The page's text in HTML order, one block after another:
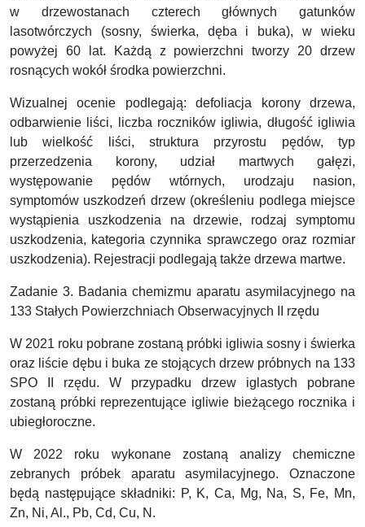
w drzewostanach czterech głównych gatunków
lasotwórczych (sosny, świerka, dęba i buka), w wieku
powyżej 60 lat. Każdą z powierzchni tworzy 20 drzew
rosnących wokół środka powierzchni.
Wizualnej ocenie podlegają: defoliacja korony drzewa,
odbarwienie liści, liczba roczników igliwia, długość igliwia
lub wielkość liści, struktura przyrostu pędów, typ
przerzedzenia korony, udział martwych gałęzi,
występowanie pędów wtórnych, urodzaju nasion,
symptomów uszkodzeń drzew (określeniu podlega miejsce
wystąpienia uszkodzenia na drzewie, rodzaj symptomu
uszkodzenia, kategoria czynnika sprawczego oraz rozmiar
uszkodzenia). Rejestracji podlegają także drzewa martwe.
Zadanie 3. Badania chemizmu aparatu asymilacyjnego na
133 Stałych Powierzchniach Obserwacyjnych II rzędu
W 2021 roku pobrane zostaną próbki igliwia sosny i świerka
oraz liście dębu i buka ze stojących drzew próbnych na 133
SPO II rzędu. W przypadku drzew iglastych pobrane
zostaną próbki reprezentujące igliwie bieżącego rocznika i
ubiegłoroczne.
W 2022 roku wykonane zostaną analizy chemiczne
zebranych próbek aparatu asymilacyjnego. Oznaczone
będą następujące składniki: P, K, Ca, Mg, Na, S, Fe, Mn,
Zn, Ni, Al., Pb, Cd, Cu, N.